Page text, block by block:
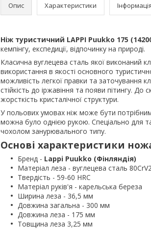
Опис Характеристики
Ніж туристичний LAPPI Puukko 175
кемпінгу, експедиції, відпочинку на природі.
Класична вуглецева сталь якої виконаний
використання в якості основного
можливість легкої правки та заточування
стійкість до іржавіння та появи пітингу. До
жорсткість кристалічної структури.
У польових умовах ніж може бути
можна було однією рукою. Спеціально для
чохолом занурювального типу.
Основі характеристики
Бренд - Lappi Puukko (Фінляндія)
Матеріал леза - вуглецева сталь 80CrV2
Твердість - 59-60 HRC
Матеріал руків'я - карельська береза
Ширина леза - 36,5 мм
Довжина загальна - 300 мм
Довжина леза - 175 мм
Товщина леза 3,25 мм